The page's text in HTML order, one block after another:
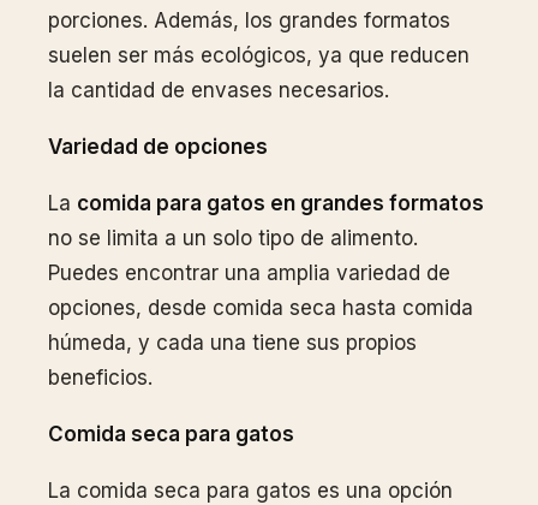
porciones. Además, los grandes formatos
suelen ser más ecológicos, ya que reducen
la cantidad de envases necesarios.
Variedad de opciones
La comida para gatos en grandes formatos
no se limita a un solo tipo de alimento.
Puedes encontrar una amplia variedad de
opciones, desde comida seca hasta comida
húmeda, y cada una tiene sus propios
beneficios.
Comida seca para gatos
La comida seca para gatos es una opción